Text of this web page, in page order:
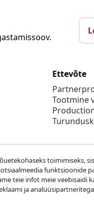
Ettevõte
Tootmine
toimimiseks,
funktsioonide
teie infot meie veebisaidi
ja